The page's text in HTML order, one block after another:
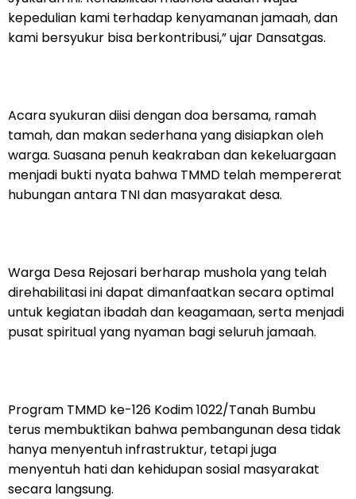
kepedulian kami terhadap kenyamanan jamaah, dan
kami bersyukur bisa berkontribusi,” ujar Dansatgas.
Acara syukuran diisi dengan doa bersama, ramah
tamah, dan makan sederhana yang disiapkan oleh
warga. Suasana penuh keakraban dan kekeluargaan
menjadi bukti nyata bahwa TMMD telah mempererat
hubungan antara TNI dan masyarakat desa.
Warga Desa Rejosari berharap mushola yang telah
direhabilitasi ini dapat dimanfaatkan secara optimal
untuk kegiatan ibadah dan keagamaan, serta menjadi
pusat spiritual yang nyaman bagi seluruh jamaah.
Program TMMD ke-126 Kodim 1022/Tanah Bumbu
terus membuktikan bahwa pembangunan desa tidak
hanya menyentuh infrastruktur, tetapi juga
menyentuh hati dan kehidupan sosial masyarakat
secara langsung.